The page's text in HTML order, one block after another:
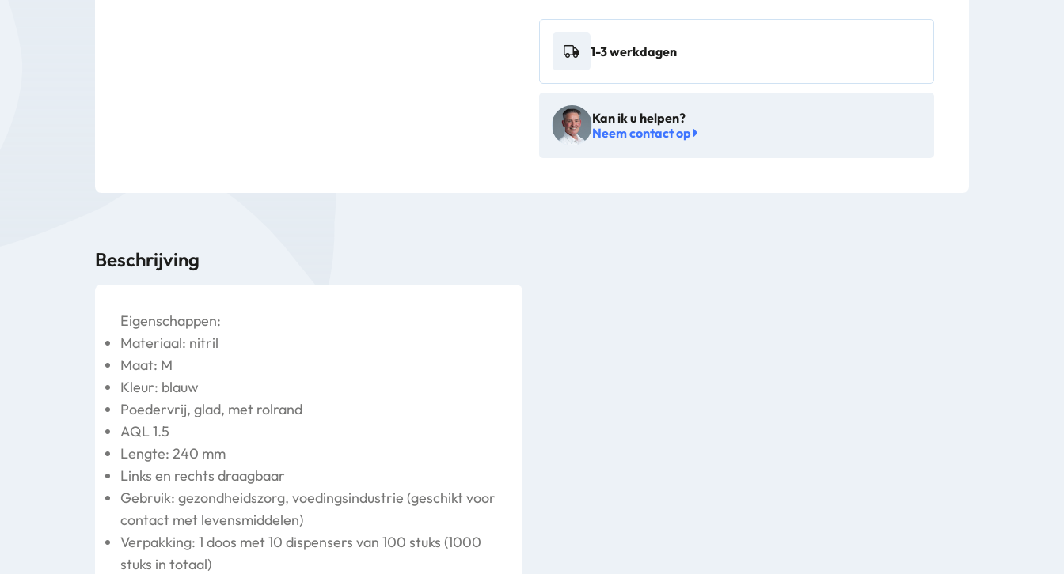
10x100/ds
aantal
1-3 werkdagen
Kan ik u helpen?
Neem contact op
Beschrijving
Eigenschappen:
Materiaal: nitril
Maat: M
Kleur: blauw
Poedervrij, glad, met rolrand
AQL 1.5
Lengte: 240 mm
Links en rechts draagbaar
Gebruik: gezondheidszorg, voedingsindustrie (geschikt voor
contact met levensmiddelen)
Verpakking: 1 doos met 10 dispensers van 100 stuks (1000
stuks in totaal)